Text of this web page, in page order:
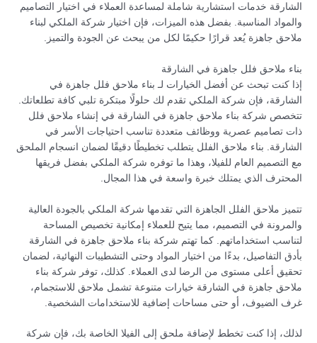
الشارقة خدمات استشارية شاملة لمساعدة العملاء في اختيار التصاميم
والمواد المناسبة. بفضل هذه الميزات، فإن اختيار شركة الملكي لبناء
ملاحق جاهزة يُعد قرارًا حكيمًا لكل من يبحث عن الجودة والتميز.
بناء ملاحق فلل جاهزة في الشارقة
إذا كنت تبحث عن أفضل الخيارات لـ بناء ملاحق فلل جاهزة في
الشارقة، فإن شركة الملكي تقدم لك حلولًا مبتكرة تلبي كافة تطلعاتك.
تتخصص شركة بناء ملاحق جاهزة في الشارقة في إنشاء ملاحق فلل
ذات تصاميم عصرية ووظائف متعددة تناسب احتياجات الأسر في
الشارقة. بناء ملاحق الفلل يتطلب تخطيطًا دقيقًا لضمان انسجام الملحق
مع التصميم العام للفيلا، وهذا ما توفره شركة الملكي بفضل فريقها
المحترف الذي يمتلك خبرة واسعة في هذا المجال.
تتميز ملاحق الفلل الجاهزة التي تقدمها شركة الملكي بالجودة العالية
والمرونة في التصميم، مما يتيح للعملاء إمكانية تخصيص المساحة
لتناسب استخداماتهم. كما تهتم شركة بناء ملاحق جاهزة في الشارقة
بأدق التفاصيل، بدءًا من اختيار المواد وحتى التشطيبات النهائية، لضمان
تحقيق أعلى مستوى من الرضا لدى العملاء. كذلك، توفر شركة بناء
ملاحق جاهزة في الشارقة خيارات متنوعة تشمل ملاحق للاستجمام،
غرف الضيوف، أو حتى مساحات إضافية للاستخدامات الشخصية.
لذلك، إذا كنت تخطط لإضافة ملحق إلى الفيلا الخاصة بك، فإن شركة